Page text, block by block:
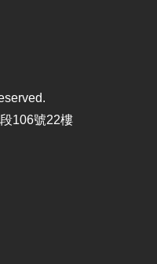
106號22樓